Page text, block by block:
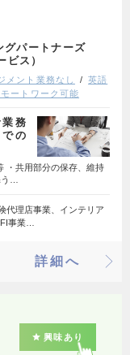
グパートナーズ
ビス）
メント業務なし
英語
モートワーク可能
務
の
・共用部分の保存、維持
…
代理店事業、インテリア
事業…
詳細へ
興味あり